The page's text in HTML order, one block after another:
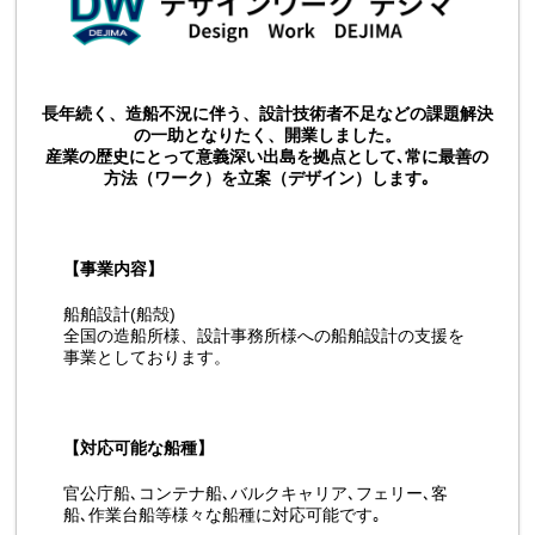
長年続く、造船不況に伴う、設計技術者不足などの課題解決
の一助となりたく、開業しました。
産業の歴史にとって意義深い出島を拠点として､常に最善の
方法（ワーク）を立案（デザイン）します｡
【事業内容】
船舶設計(船殻)
全国の造船所様、設計事務所様への船舶設計の支援を
事業としております。
【対応可能な船種】
官公庁船､コンテナ船､バルクキャリア､フェリー､客
船､作業台船等様々な船種に対応可能です｡